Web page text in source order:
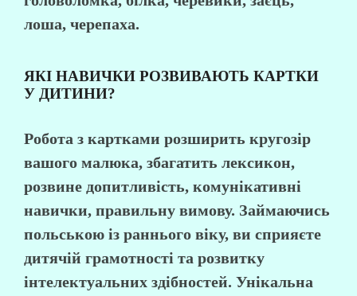
лоша, черепаха.
ЯКІ НАВИЧКИ РОЗВИВАЮТЬ КАРТКИ
У ДИТИНИ?
Робота з картками розширить кругозір
вашого малюка, збагатить лексикон,
розвине допитливість, комунікативні
навички, правильну вимову. Займаючись
польською із раннього віку, ви сприяєте
дитячій грамотності та розвитку
інтелектуальних здібностей. Унікальна